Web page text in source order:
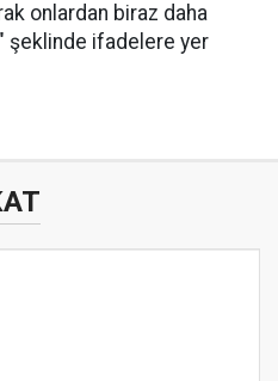
onlardan biraz daha
şeklinde ifadelere yer